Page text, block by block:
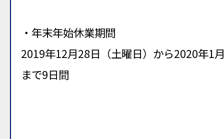
・年末年始休業期間
2019年12月28日（土曜日）から2020年1
まで9日間